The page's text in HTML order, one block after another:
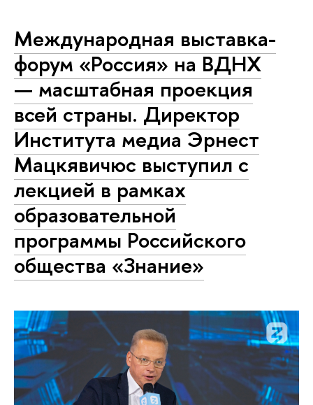
Международная выставка-
форум «Россия» на ВДНХ
— масштабная проекция
всей страны. Директор
Института медиа Эрнест
Мацкявичюс выступил с
лекцией в рамках
образовательной
программы Российского
общества «Знание»